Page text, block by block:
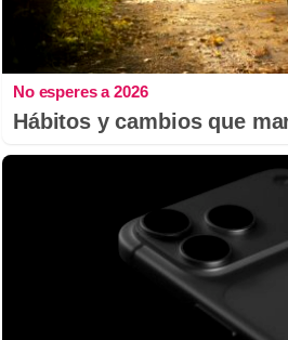
No esperes a 2026
Hábitos y cambios que